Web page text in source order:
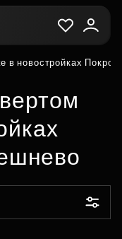
в новостройках